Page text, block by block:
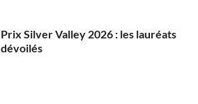
Prix Silver Valley 2026 : les lauréats
dévoilés